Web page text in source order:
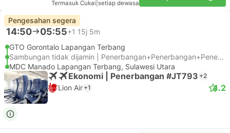
Termasuk Cukai setiap dewasa
Pengesahan segera
14:50 05:55+1 15j 5m
GTO Gorontalo Lapangan Terbang
Sambungan tidak dijamin | Penerbangan+Penerbangan+Penerbangan
MDC Manado Lapangan Terbang, Sulawesi Utara
Ekonomi | Penerbangan #JT793 +2
Lion Air +1 4.2